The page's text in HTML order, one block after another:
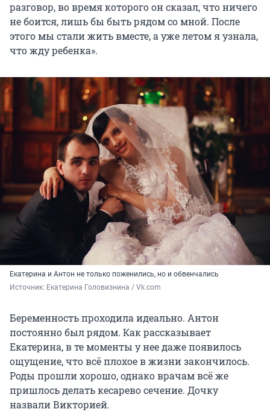
разговор, во время которого он сказал, что ничего
не боится, лишь бы быть рядом со мной. После
этого мы стали жить вместе, а уже летом я узнала,
что жду ребенка».
Екатерина и Антон не только поженились, но и обвенчались
Источник: Екатерина Головизнина / Vk.com
Беременность проходила идеально. Антон
постоянно был рядом. Как рассказывает
Екатерина, в те моменты у нее даже появилось
ощущение, что всё плохое в жизни закончилось.
Роды прошли хорошо, однако врачам всё же
пришлось делать кесарево сечение. Дочку
назвали Викторией.